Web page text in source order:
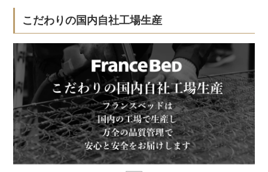
こだわりの国内自社工場生産